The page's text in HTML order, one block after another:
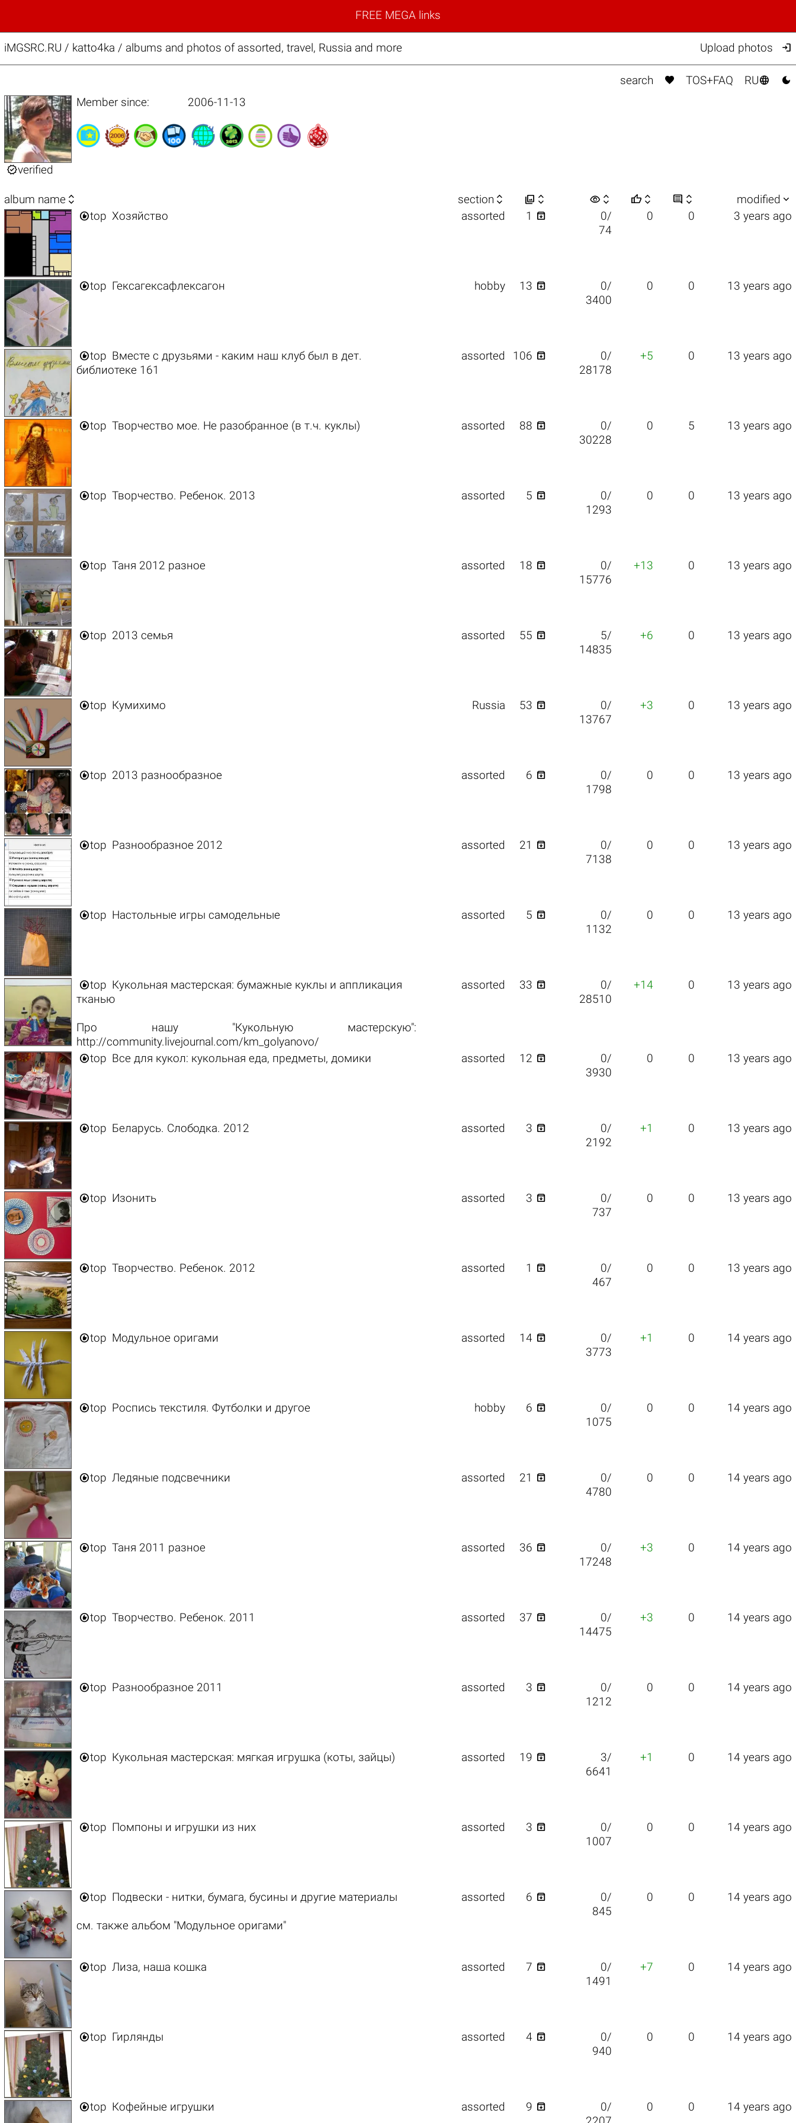
FREE MEGA links
iMGSRC.RU / katto4ka / albums and photos of assorted, travel, Russia and more Upload photos 
search  TOS+FAQ RU 
verified
Member since: 2006-11-13
album name  section    visibility      modified 
top Хозяйство assorted 1 
0/
74
0 0 3 years ago
top Гексагексафлексагон hobby 13 
0/
3400
0 0 13 years ago
top Вместе с друзьями - каким наш клуб был в дет.
библиотеке 161
assorted 106 
0/
28178
+5 0 13 years ago
top Творчество мое. Не разобранное (в т.ч. куклы) assorted 88 
0/
30228
0 5 13 years ago
top Творчество. Ребенок. 2013 assorted 5 
0/
1293
0 0 13 years ago
top Таня 2012 разное assorted 18 
0/
15776
+13 0 13 years ago
top 2013 семья assorted 55 
5/
14835
+6 0 13 years ago
top Кумихимо Russia 53 
0/
13767
+3 0 13 years ago
top 2013 разнообразное assorted 6 
0/
1798
0 0 13 years ago
top Разнообразное 2012 assorted 21 
0/
7138
0 0 13 years ago
top Настольные игры самодельные assorted 5 
0/
1132
0 0 13 years ago
top Кукольная мастерская: бумажные куклы и аппликация
тканью
Про нашу "Кукольную мастерскую":
http://community.livejournal.com/km_golyanovo/
assorted 33 
0/
28510
+14 0 13 years ago
top Все для кукол: кукольная еда, предметы, домики assorted 12 
0/
3930
0 0 13 years ago
top Беларусь. Слободка. 2012 assorted 3 
0/
2192
+1 0 13 years ago
top Изонить assorted 3 
0/
737
0 0 13 years ago
top Творчество. Ребенок. 2012 assorted 1 
0/
467
0 0 13 years ago
top Модульное оригами assorted 14 
0/
3773
+1 0 14 years ago
top Роспись текстиля. Футболки и другое hobby 6 
0/
1075
0 0 14 years ago
top Ледяные подсвечники assorted 21 
0/
4780
0 0 14 years ago
top Таня 2011 разное assorted 36 
0/
17248
+3 0 14 years ago
top Творчество. Ребенок. 2011 assorted 37 
0/
14475
+3 0 14 years ago
top Разнообразное 2011 assorted 3 
0/
1212
0 0 14 years ago
top Кукольная мастерская: мягкая игрушка (коты, зайцы) assorted 19 
3/
6641
+1 0 14 years ago
top Помпоны и игрушки из них assorted 3 
0/
1007
0 0 14 years ago
top Подвески - нитки, бумага, бусины и другие материалы
см. также альбом "Модульное оригами"
assorted 6 
0/
845
0 0 14 years ago
top Лиза, наша кошка assorted 7 
0/
1491
+7 0 14 years ago
top Гирлянды assorted 4 
0/
940
0 0 14 years ago
top Кофейные игрушки assorted 9 
0/
0 0 14 years ago